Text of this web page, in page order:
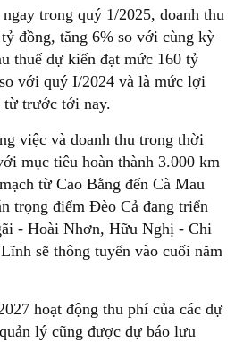
trong quý 1/2025, doanh thu
đồng, tăng 6% so với cùng kỳ
thuế dự kiến đạt mức 160 tỷ
với quý I/2024 và là mức lợi
từ trước tới nay.
việc và doanh thu trong thời
mục tiêu hoàn thành 3.000 km
từ Cao Bằng đến Cà Mau
trọng điểm Đèo Cả đang triển
- Hoài Nhơn, Hữu Nghị - Chi
sẽ thông tuyến vào cuối năm
hoạt động thu phí của các dự
lý cũng được dự báo lưu